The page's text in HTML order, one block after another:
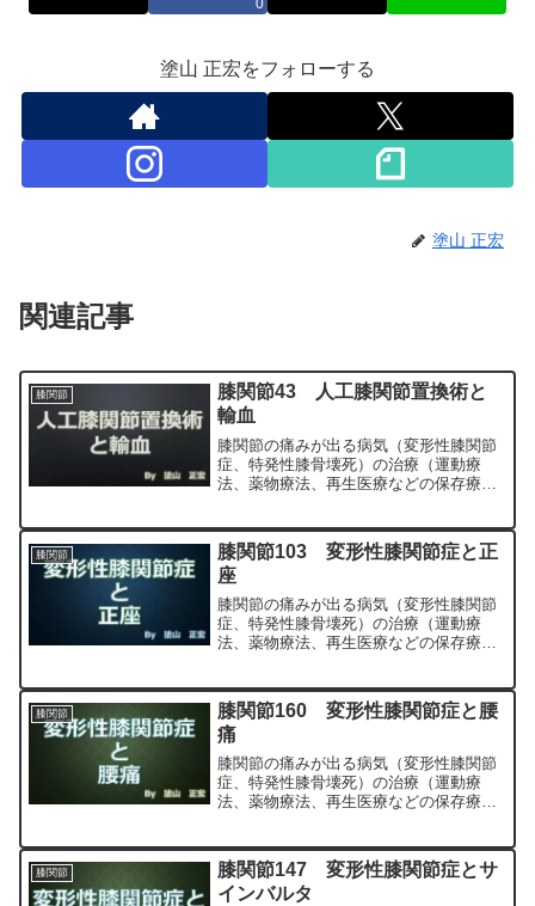
0
塗山 正宏をフォローする
塗山 正宏
関連記事
膝関節
膝関節43 人工膝関節置換術と
輸血
膝関節の痛みが出る病気（変形性膝関節
症、特発性膝骨壊死）の治療（運動療
法、薬物療法、再生医療などの保存療
専門医（人工関節手術を専門）の塗山正
宏が色々と説明します。
膝関節
膝関節103 変形性膝関節症と正
座
膝関節の痛みが出る病気（変形性膝関節
症、特発性膝骨壊死）の治療（運動療
法、薬物療法、再生医療などの保存療
専門医（人工関節手術を専門）の塗山正
宏が色々と説明します。
膝関節
膝関節160 変形性膝関節症と腰
痛
膝関節の痛みが出る病気（変形性膝関節
症、特発性膝骨壊死）の治療（運動療
法、薬物療法、再生医療などの保存療
専門医（人工関節手術を専門）の塗山正
宏が色々と説明します。
膝関節
膝関節147 変形性膝関節症とサ
インバルタ